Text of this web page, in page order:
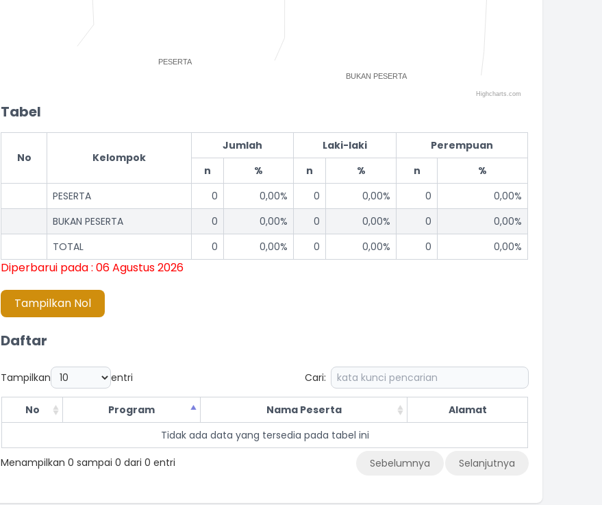
PESERTA
BUKAN PESERTA
Highcharts.com
End of interactive chart.
Tabel
No Kelompok
Jumlah Laki-laki
Perempuan
n
% n % n
%
PESERTA
0 0,00% 0 0,00% 0
0,00%
BUKAN PESERTA
0 0,00% 0 0,00% 0
0,00%
TOTAL
0 0,00% 0 0,00% 0 0,00%
Diperbarui pada : 06 Agustus 2026
Tampilkan Nol
Daftar
Tampilkan entri Cari:
No Program Nama Peserta
Alamat
Tidak ada data yang tersedia pada tabel ini
Menampilkan 0 sampai 0 dari 0 entri
Sebelumnya Selanjutnya